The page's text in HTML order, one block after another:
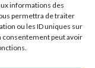
informations des
permettra de traiter
ou les ID uniques sur
consentement peut avoir